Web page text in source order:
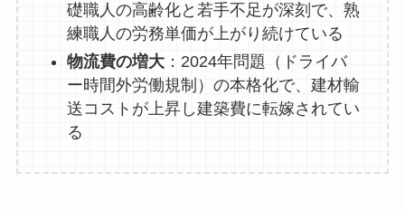
礎職人の高齢化と若手不足が深刻で、熟
練職人の労務単価が上がり続けている
物流費の増大：2024年問題（ドライバ
ー時間外労働規制）の本格化で、建材輸
送コストが上昇し建築費に転嫁されてい
る